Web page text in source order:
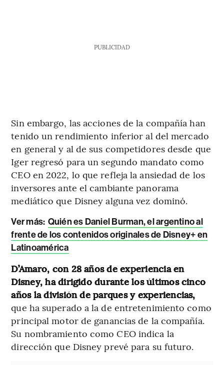
PUBLICIDAD
Sin embargo, las acciones de la compañía han
tenido un rendimiento inferior al del mercado
en general y al de sus competidores desde que
Iger regresó para un segundo mandato como
CEO en 2022, lo que refleja la ansiedad de los
inversores ante el cambiante panorama
mediático que Disney alguna vez dominó.
Ver más: Quién es Daniel Burman, el argentino al
frente de los contenidos originales de Disney+ en
Latinoamérica
D’Amaro, con 28 años de experiencia en
Disney, ha dirigido durante los últimos cinco
años la división de parques y experiencias,
que ha superado a la de entretenimiento como
principal motor de ganancias de la compañía.
Su nombramiento como CEO indica la
dirección que Disney prevé para su futuro.